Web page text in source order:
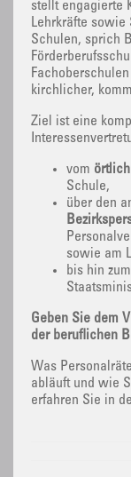
stellt engagierte
Lehrkräfte sowie
Schulen, sprich
kirchlicher,
Ziel ist eine
vom
Schule,
über den
sowie am
bis hin zum
Geben Sie dem
der beruflichen
Was
abläuft und wie
erfahren Sie in